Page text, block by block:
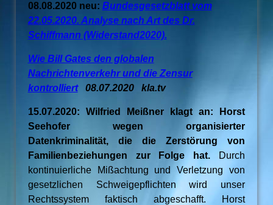
08.08.2020 neu: Bundesgesetzblatt vom
22.05.2020. Analyse nach Art des Dr.
Schiffmann (Widerstand2020).
Wie Bill Gates den globalen
Nachrichtenverkehr und die Zensur
kontrolliert08.07.2020 kla.tv
15.07.2020: Wilfried Meißner klagt an: Horst
Seehofer wegen organisierter
Datenkriminalität, die die Zerstörung von
Familienbeziehungen zur Folge hat. Durch
kontinuierliche Mißachtung und Verletzung von
gesetzlichen Schweigepflichten wird unser
Rechtssystem faktisch abgeschafft. Horst